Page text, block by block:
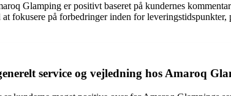
Glamping er positivt baseret på kundernes
fokusere på forbedringer inden for
service og vejledning hos Amaroq